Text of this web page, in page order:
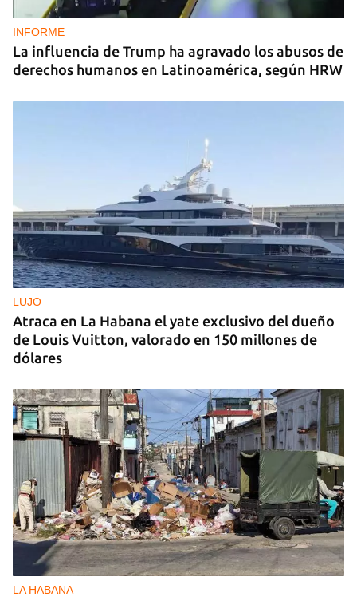
INFORME
La influencia de Trump ha agravado los abusos de
derechos humanos en Latinoamérica, según HRW
LUJO
Atraca en La Habana el yate exclusivo del dueño
de Louis Vuitton, valorado en 150 millones de
dólares
LA HABANA